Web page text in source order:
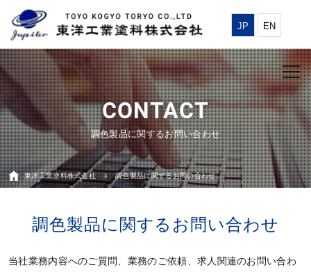
JP EN
調色製品に関するお問い合わせ
東洋工業塗料株式会社 調色製品に関するお問い合わせ
調色製品に関するお問い合わせ
当社業務内容へのご質問、業務のご依頼、求人関連のお問い合わ